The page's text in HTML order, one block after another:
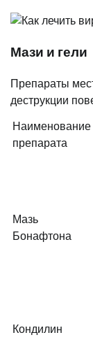
Мази и гели
Препараты
деструкции
Наименование
препарата
Мазь
Бонафтона
Кондилин